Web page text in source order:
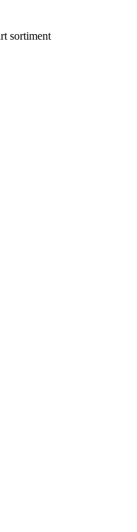
sortiment